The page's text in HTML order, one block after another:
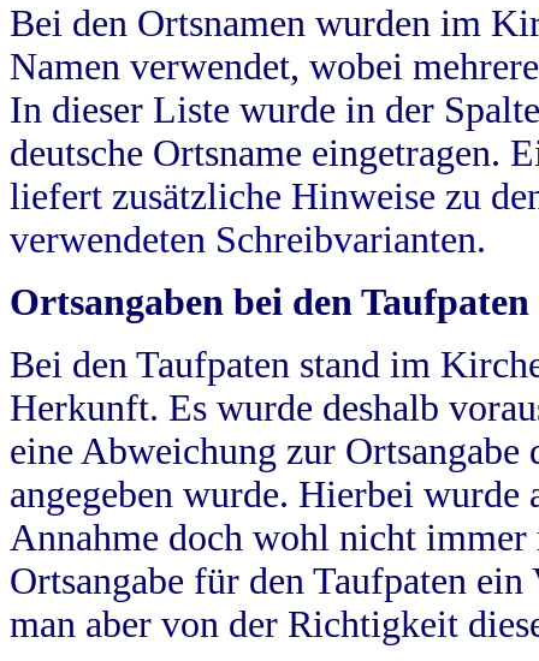
Bei den Ortsnamen wurden im
Namen verwendet, wobei
In dieser Liste wurde in der
deutsche Ortsname eingetragen.
liefert zusätzliche Hinweise zu
verwendeten Schreibvarianten.
Ortsangaben bei den Taufpaten
Bei den Taufpaten stand im
Herkunft. Es wurde deshalb
eine Abweichung zur
angegeben wurde. Hierbei wurde
Annahme doch wohl nicht
Ortsangabe für den Taufpaten
man aber von der Richtigkeit